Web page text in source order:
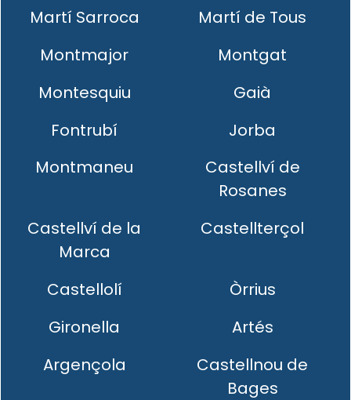
Martí Sarroca
Martí de Tous
Montmajor
Montgat
Montesquiu
Gaià
Fontrubí
Jorba
Montmaneu
Castellví de
Rosanes
Castellví de la
Marca
Castellterçol
Castellolí
Òrrius
Gironella
Artés
Argençola
Castellnou de
Bages